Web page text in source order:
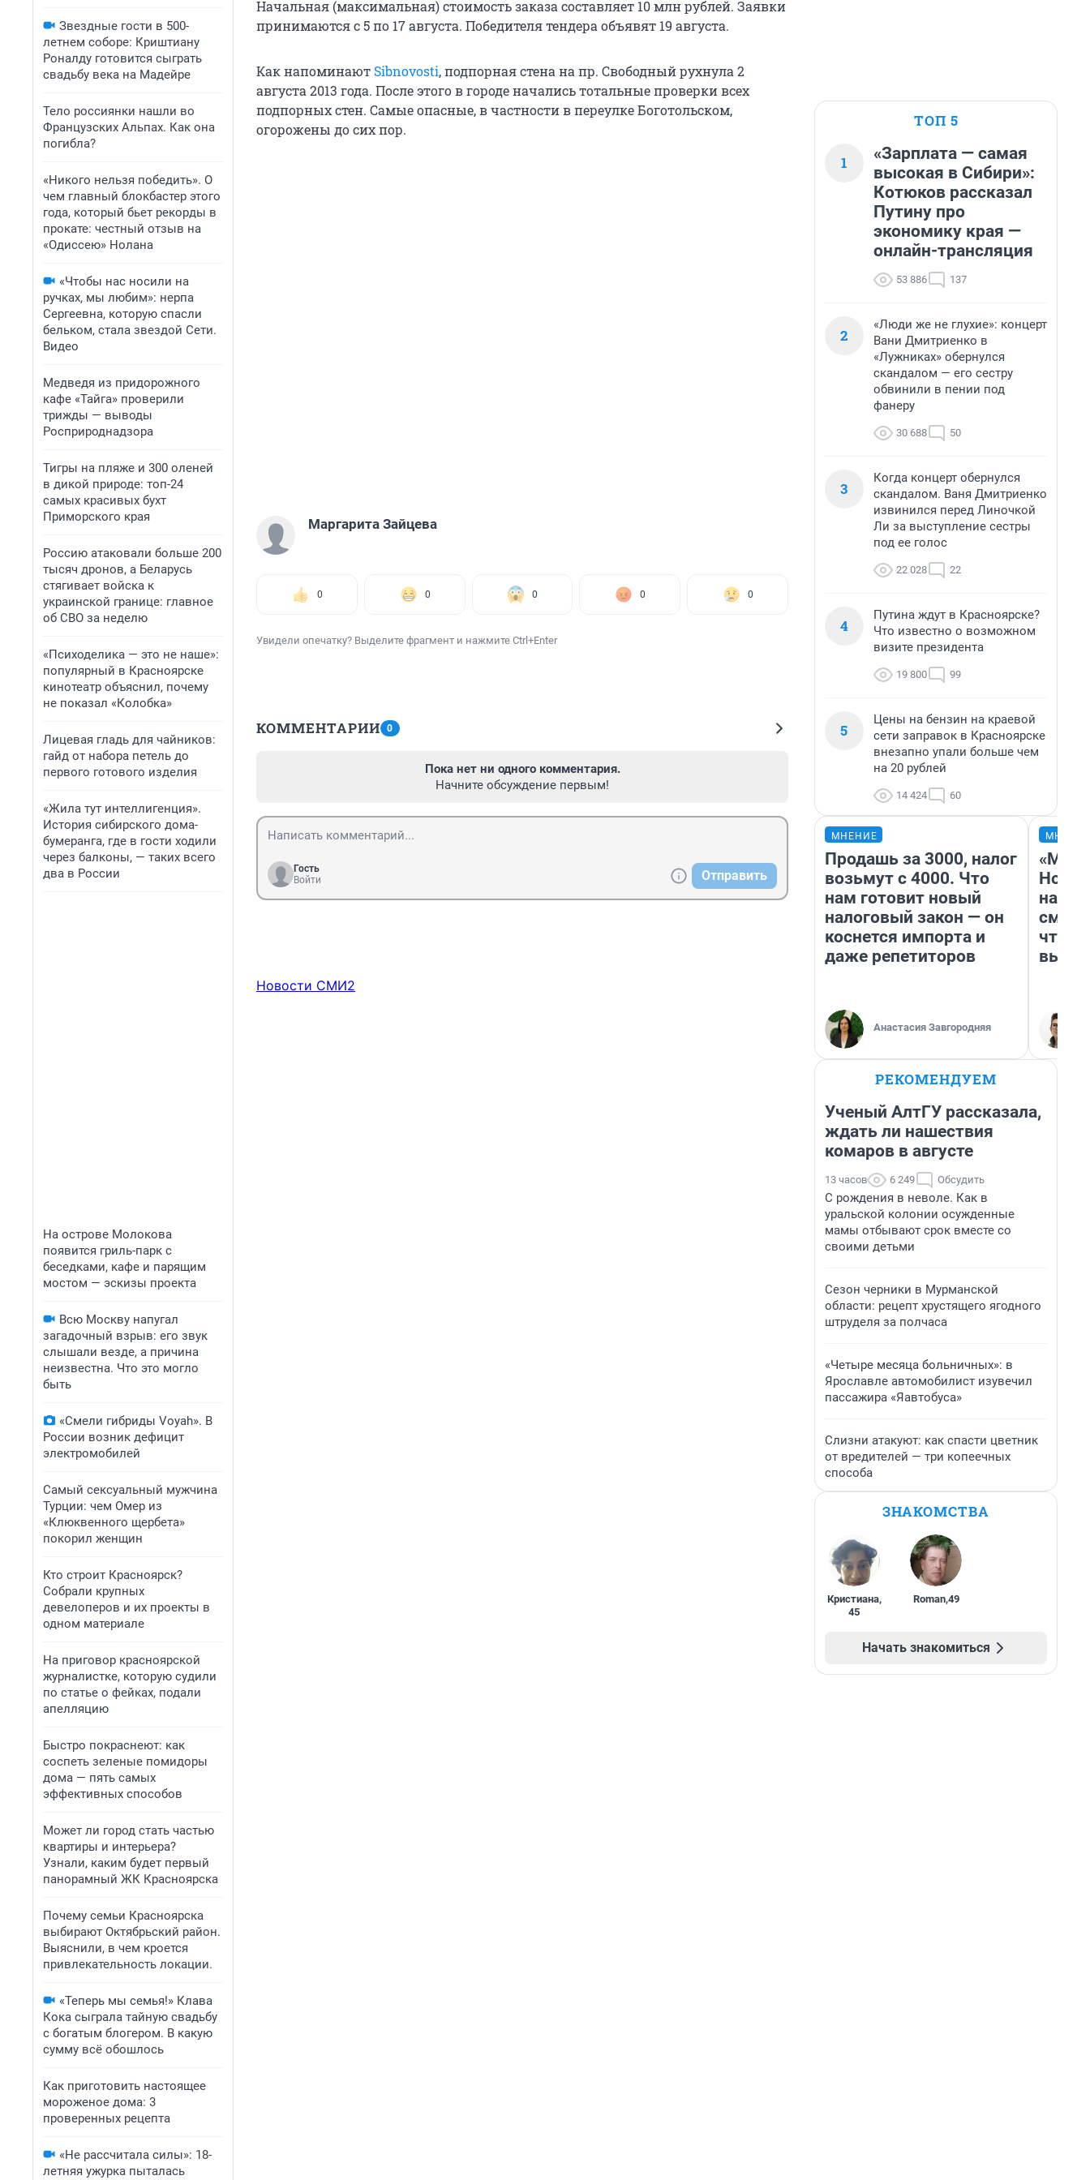
Звездные гости в 500-
летнем соборе: Криштиану
Роналду готовится сыграть
свадьбу века на Мадейре
Тело россиянки нашли во
Французских Альпах. Как она
погибла?
«Никого нельзя победить». О
чем главный блокбастер этого
года, который бьет рекорды в
прокате: честный отзыв на
«Одиссею» Нолана
«Чтобы нас носили на
ручках, мы любим»: нерпа
Сергеевна, которую спасли
бельком, стала звездой Сети.
Видео
Медведя из придорожного
кафе «Тайга» проверили
трижды — выводы
Росприроднадзора
Тигры на пляже и 300 оленей
в дикой природе: топ-24
самых красивых бухт
Приморского края
Россию атаковали больше 200
тысяч дронов, а Беларусь
стягивает войска к
украинской границе: главное
об СВО за неделю
«Психоделика — это не наше»:
популярный в Красноярске
кинотеатр объяснил, почему
не показал «Колобка»
Лицевая гладь для чайников:
гайд от набора петель до
первого готового изделия
«Жила тут интеллигенция».
История сибирского дома-
бумеранга, где в гости ходили
через балконы, — таких всего
два в России
На острове Молокова
появится гриль-парк с
беседками, кафе и парящим
мостом — эскизы проекта
Всю Москву напугал
загадочный взрыв: его звук
слышали везде, а причина
неизвестна. Что это могло
быть
«Смели гибриды Voyah». В
России возник дефицит
электромобилей
Самый сексуальный мужчина
Турции: чем Омер из
«Клюквенного щербета»
покорил женщин
Кто строит Красноярск?
Собрали крупных
девелоперов и их проекты в
одном материале
На приговор красноярской
журналистке, которую судили
по статье о фейках, подали
апелляцию
Быстро покраснеют: как
соспеть зеленые помидоры
дома — пять самых
эффективных способов
Может ли город стать частью
квартиры и интерьера?
Узнали, каким будет первый
панорамный ЖК Красноярска
Почему семьи Красноярска
выбирают Октябрьский район.
Выяснили, в чем кроется
привлекательность локации.
«Теперь мы семья!» Клава
Кока сыграла тайную свадьбу
с богатым блогером. В какую
сумму всё обошлось
Как приготовить настоящее
мороженое дома: 3
проверенных рецепта
«Не рассчитала силы»: 18-
летняя ужурка пыталась
Начальная (максимальная) стоимость заказа составляет 10 млн рублей. Заявки
принимаются с 5 по 17 августа. Победителя тендера объявят 19 августа.
Как напоминают Sibnovosti, подпорная стена на пр. Свободный рухнула 2
августа 2013 года. После этого в городе начались тотальные проверки всех
подпорных стен. Самые опасные, в частности в переулке Боготольском,
огорожены до сих пор.
Маргарита Зайцева
0 0 0 0 0
Увидели опечатку? Выделите фрагмент и нажмите Ctrl+Enter
КОММЕНТАРИИ 0
Пока нет ни одного комментария.
Начните обсуждение первым!
Гость
Войти
Отправить
Новости СМИ2
ТОП 5
1
«Зарплата — самая
высокая в Сибири»:
Котюков рассказал
Путину про
экономику края —
онлайн-трансляция
53 886 137
2
«Люди же не глухие»: концерт
Вани Дмитриенко в
«Лужниках» обернулся
скандалом — его сестру
обвинили в пении под
фанеру
30 688 50
3
Когда концерт обернулся
скандалом. Ваня Дмитриенко
извинился перед Линочкой
Ли за выступление сестры
под ее голос
22 028 22
4
Путина ждут в Красноярске?
Что известно о возможном
визите президента
19 800 99
5
Цены на бензин на краевой
сети заправок в Красноярске
внезапно упали больше чем
на 20 рублей
14 424 60
МНЕНИЕ
Продашь за 3000, налог
возьмут с 4000. Что
нам готовит новый
налоговый закон — он
коснется импорта и
даже репетиторов
Анастасия Завгородняя
«Мы
РЕКОМЕНДУЕМ
Ученый АлтГУ рассказала,
ждать ли нашествия
комаров в августе
13 часов 6 249 Обсудить
С рождения в неволе. Как в
уральской колонии осужденные
мамы отбывают срок вместе со
своими детьми
Сезон черники в Мурманской
области: рецепт хрустящего ягодного
штруделя за полчаса
«Четыре месяца больничных»: в
Ярославле автомобилист изувечил
пассажира «Яавтобуса»
Слизни атакуют: как спасти цветник
от вредителей — три копеечных
способа
ЗНАКОМСТВА
Кристиана,
45
Roman,49
Начать знакомиться